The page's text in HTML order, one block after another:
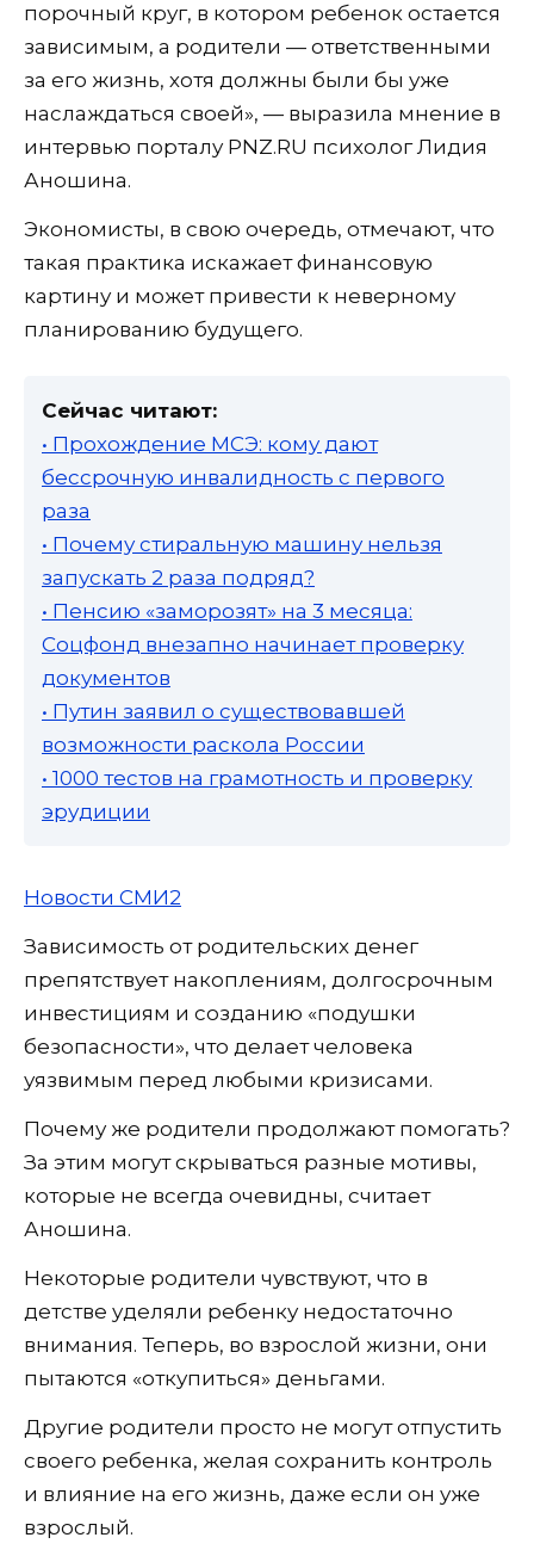
порочный круг, в котором ребенок остается
зависимым, а родители — ответственными
за его жизнь, хотя должны были бы уже
наслаждаться своей», — выразила мнение в
интервью порталу PNZ.RU психолог Лидия
Аношина.
Экономисты, в свою очередь, отмечают, что
такая практика искажает финансовую
картину и может привести к неверному
планированию будущего.
Сейчас читают:
• Прохождение МСЭ: кому дают
бессрочную инвалидность с первого
раза
• Почему стиральную машину нельзя
запускать 2 раза подряд?
• Пенсию «заморозят» на 3 месяца:
Соцфонд внезапно начинает проверку
документов
• Путин заявил о существовавшей
возможности раскола России
• 1000 тестов на грамотность и проверку
эрудиции
Новости СМИ2
Зависимость от родительских денег
препятствует накоплениям, долгосрочным
инвестициям и созданию «подушки
безопасности», что делает человека
уязвимым перед любыми кризисами.
Почему же родители продолжают помогать?
За этим могут скрываться разные мотивы,
которые не всегда очевидны, считает
Аношина.
Некоторые родители чувствуют, что в
детстве уделяли ребенку недостаточно
внимания. Теперь, во взрослой жизни, они
пытаются «откупиться» деньгами.
Другие родители просто не могут отпустить
своего ребенка, желая сохранить контроль
и влияние на его жизнь, даже если он уже
взрослый.